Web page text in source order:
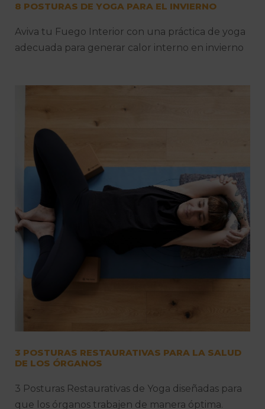
8 POSTURAS DE YOGA PARA EL INVIERNO
Aviva tu Fuego Interior con una práctica de yoga
adecuada para generar calor interno en invierno
3 POSTURAS RESTAURATIVAS PARA LA SALUD
DE LOS ÓRGANOS
3 Posturas Restaurativas de Yoga diseñadas para
que los órganos trabajen de manera óptima.